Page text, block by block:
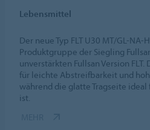
Lebensmittel
Der neue Typ FLT U30 MT/GL-NA-
Produktgruppe der Siegling
unverstärkten Fullsan Version
für leichte Abstreifbarkeit und
während die glatte Tragseite
ist.